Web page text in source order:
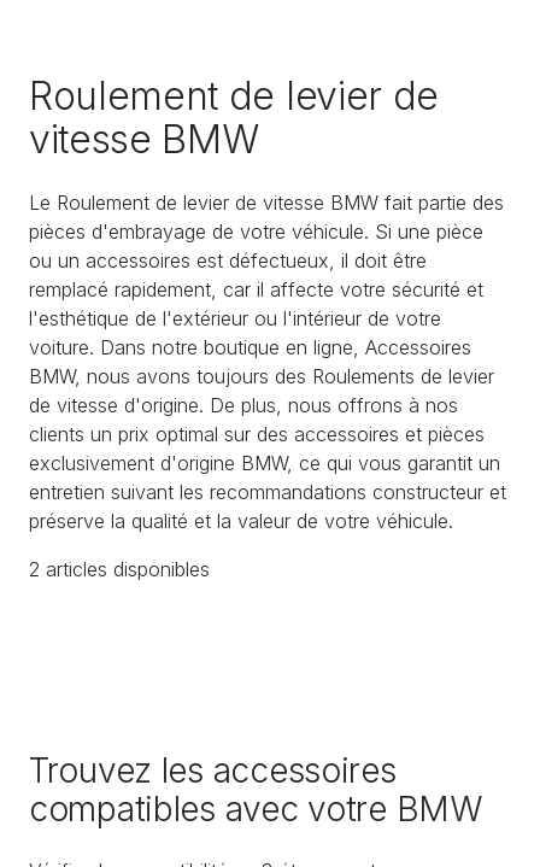
Roulement de levier de
vitesse BMW
Le Roulement de levier de vitesse BMW fait partie des
pièces d'embrayage de votre véhicule. Si une pièce
ou un accessoires est défectueux, il doit être
remplacé rapidement, car il affecte votre sécurité et
l'esthétique de l'extérieur ou l'intérieur de votre
voiture. Dans notre boutique en ligne, Accessoires
BMW, nous avons toujours des Roulements de levier
de vitesse d'origine. De plus, nous offrons à nos
clients un prix optimal sur des accessoires et pièces
exclusivement d'origine BMW, ce qui vous garantit un
entretien suivant les recommandations constructeur et
préserve la qualité et la valeur de votre véhicule.
2 articles disponibles
Trouvez les accessoires
compatibles avec votre BMW